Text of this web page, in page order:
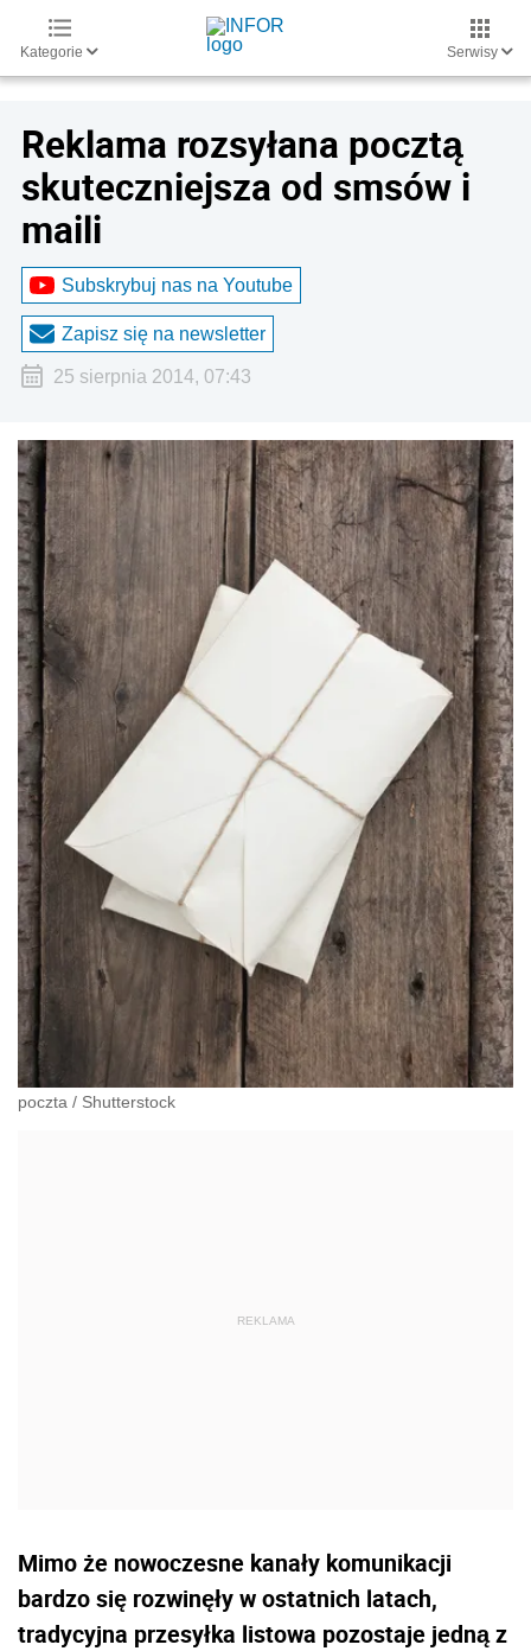
Kategorie Serwisy
Reklama rozsyłana pocztą
skuteczniejsza od smsów i
maili
Subskrybuj nas na Youtube
Zapisz się na newsletter
25 sierpnia 2014, 07:43
poczta / Shutterstock
Mimo że nowoczesne kanały komunikacji
bardzo się rozwinęły w ostatnich latach,
tradycyjna przesyłka listowa pozostaje jedną z